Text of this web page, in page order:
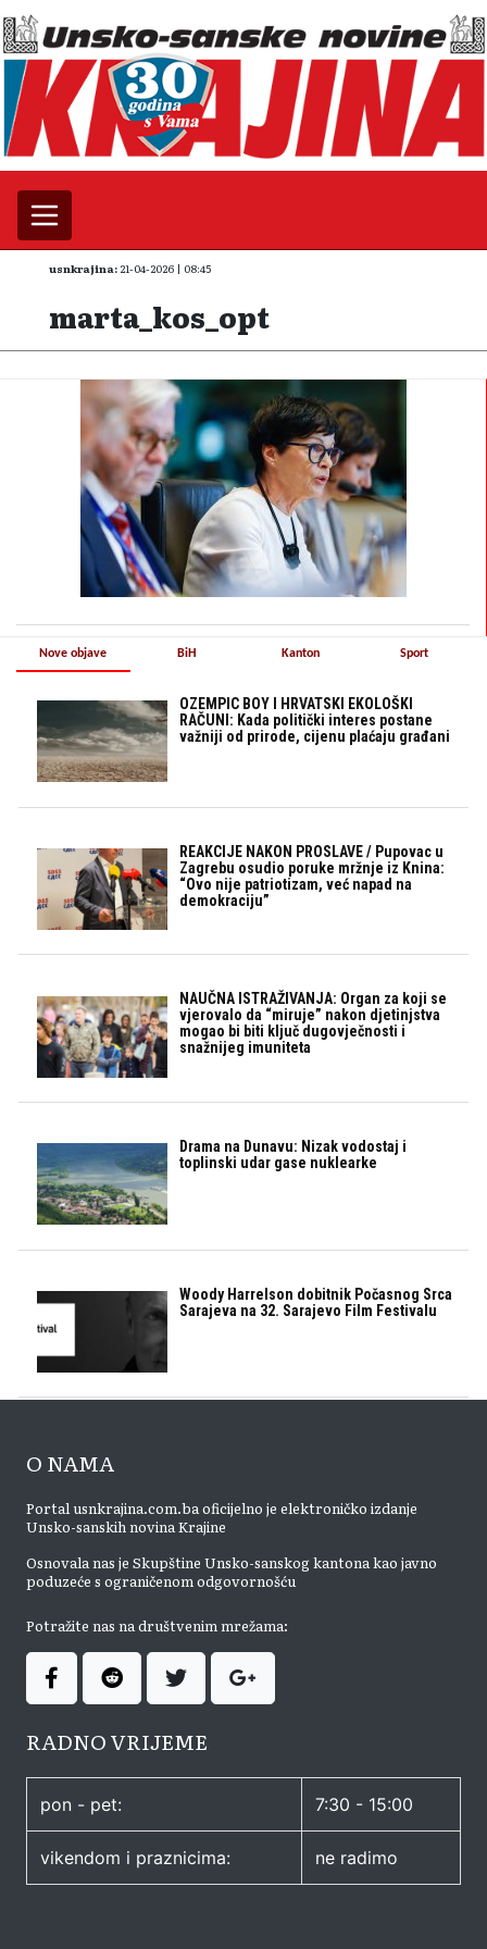
usnkrajina: 21-04-2026 | 08:45
marta_kos_opt
Nove objave
OZEMPIC BOY I HRVATSKI EKOLOŠKI
RAČUNI: Kada politički interes postane
važniji od prirode, cijenu plaćaju građani
REAKCIJE NAKON PROSLAVE / Pupovac u
Zagrebu osudio poruke mržnje iz Knina:
“Ovo nije patriotizam, već napad na
demokraciju”
NAUČNA ISTRAŽIVANJA: Organ za koji se
vjerovalo da “miruje” nakon djetinjstva
mogao bi biti ključ dugovječnosti i
snažnijeg imuniteta
Drama na Dunavu: Nizak vodostaj i
toplinski udar gase nuklearke
Woody Harrelson dobitnik Počasnog Srca
Sarajeva na 32. Sarajevo Film Festivalu
BiH Kanton Sport
O NAMA
Portal usnkrajina.com.ba oficijelno je elektroničko izdanje
Unsko-sanskih novina Krajine
Osnovala nas je Skupštine Unsko-sanskog kantona kao javno
poduzeće s ograničenom odgovornošću
Potražite nas na društvenim mrežama:
RADNO VRIJEME
pon - pet: 7:30 - 15:00
vikendom i praznicima: ne radimo